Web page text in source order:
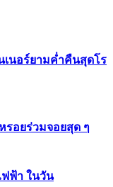
เนอร์ยามค่ำคืนสุดโร
รอยร่วมจอยสุด ๆ
ฟฟ้า ในวัน